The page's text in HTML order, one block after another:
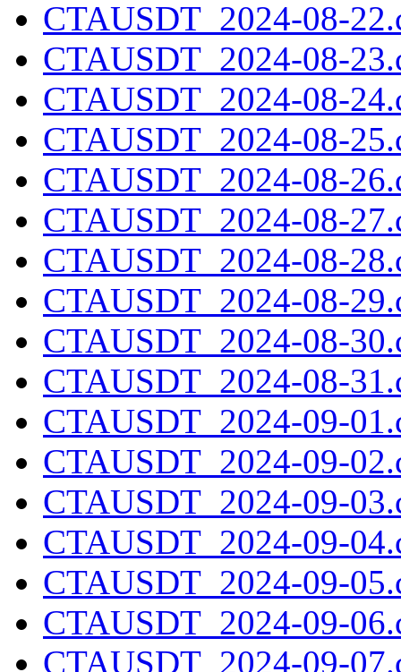
CTAUSDT_2024-08-
CTAUSDT_2024-08-
CTAUSDT_2024-08-
CTAUSDT_2024-08-
CTAUSDT_2024-08-
CTAUSDT_2024-08-
CTAUSDT_2024-08-
CTAUSDT_2024-08-
CTAUSDT_2024-08-
CTAUSDT_2024-08-
CTAUSDT_2024-09-
CTAUSDT_2024-09-
CTAUSDT_2024-09-
CTAUSDT_2024-09-
CTAUSDT_2024-09-
CTAUSDT_2024-09-
CTAUSDT_2024-09-